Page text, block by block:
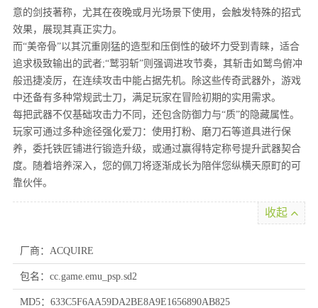
意的剑技著称，尤其在夜晚或月光场景下使用，会触发特殊的招式
效果，展现其真正实力。
而“美帝骨”以其沉重刚猛的造型和压倒性的破坏力受到青睐，适合
追求极致输出的武者;“鹫羽斩”则强调进攻节奏，其斩击如鹫鸟俯冲
般迅捷凌厉，在连续攻击中能占据先机。除这些传奇武器外，游戏
中还备有多种常规武士刀，满足玩家在冒险初期的实用需求。
每把武器不仅基础攻击力不同，还包含防御力与“质”的隐藏属性。
玩家可通过多种途径强化爱刀：使用打粉、磨刀石等道具进行保
养，委托铁匠铺进行锻造升级，或通过赢得特定称号提升武器契合
度。随着培养深入，您的佩刀将逐渐成长为陪伴您纵横天原町的可
靠伙伴。
收起
厂商：ACQUIRE
包名：cc.game.emu_psp.sd2
MD5：633C5F6AA59DA2BE8A9E1656890AB825